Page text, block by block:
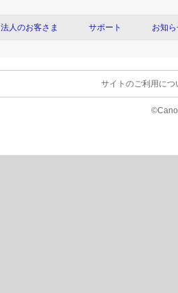
法人のお客さま サポート お知
サイトのご利用につ